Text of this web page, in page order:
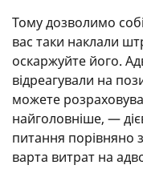
Тому дозволимо
вас таки наклали
оскаржуйте його.
відреагували на
можете
найголовніше, —
питання порівняно
варта витрат на